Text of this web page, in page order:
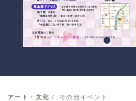
アート・文化 その他イベント